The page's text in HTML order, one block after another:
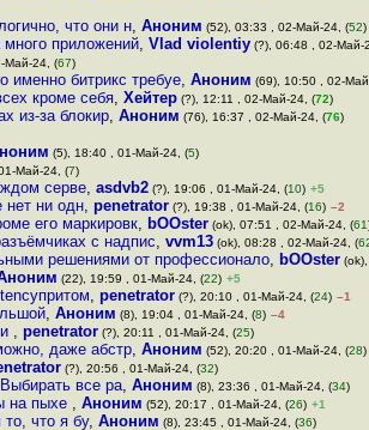
что они н, Аноним (52), 03:33 , 02-Май-24, (52)
приложений, Vlad violentiy (?), 06:48 , 02-Май-
Май-24, (67)
именно битрикс требуе, Аноним (69), 10:50 , 02-
кроме себя, Хейтер (?), 12:11 , 02-Май-24, (72)
из-за блокир, Аноним (76), 16:37 , 02-Май-24, (76)
(5), 18:40 , 01-Май-24, (5)
Май-24, (7)
серве, asdvb2 (?), 19:06 , 01-Май-24, (10) +5
нет ни одн, penetrator (?), 19:38 , 01-Май-24, (16) –2
его маркировк, bOOster (ok), 07:51 , 02-Май-24, (61
с надпис, vvm13 (ok), 08:28 , 02-Май-24, (
решениями от профессионало, bOOster
(22), 19:59 , 01-Май-24, (22) +5
, penetrator (?), 20:10 , 01-Май-24, (24) –1
, Аноним (8), 19:04 , 01-Май-24, (8) –4
, penetrator (?), 20:11 , 01-Май-24, (25)
даже абстр, Аноним (52), 20:20 , 01-Май-24, (28)
(?), 20:56 , 01-Май-24, (32)
все ра, Аноним (8), 23:36 , 01-Май-24, (34)
на пыхе , Аноним (52), 20:17 , 01-Май-24, (26) +1
что я бу, Аноним (8), 23:45 , 01-Май-24, (36)